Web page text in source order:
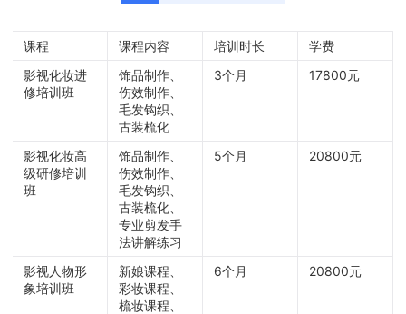
课程 课程内容 培训时长
学费
影视化妆进
修培训班
饰品制作、
伤效制作、
毛发钩织、
古装梳化
3个月 17800元
影视化妆高
级研修培训
班
饰品制作、
伤效制作、
毛发钩织、
古装梳化、
专业剪发手
法讲解练习
5个月 20800元
影视人物形
象培训班
新娘课程、
彩妆课程、
梳妆课程、
6个月 20800元